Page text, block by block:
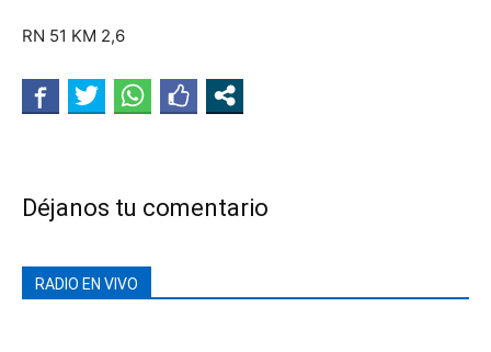
RN 51 KM 2,6
Déjanos tu comentario
RADIO EN VIVO